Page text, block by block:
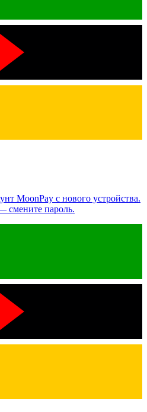
MoonPay с нового устройства.
смените пароль.